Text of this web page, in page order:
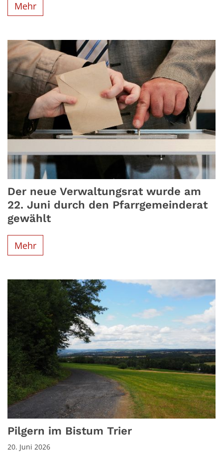
Mehr
Der neue Verwaltungsrat wurde am
22. Juni durch den Pfarrgemeinderat
gewählt
Mehr
Pilgern im Bistum Trier
20. Juni 2026